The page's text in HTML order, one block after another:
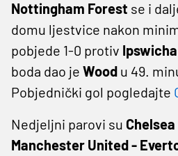
Nottingham Forest se i
domu ljestvice nakon
pobjede 1-0 protiv Ipswicha
boda dao je Wood u 49.
Pobjednički gol pogledajte
Nedjeljni parovi su
Manchester United -